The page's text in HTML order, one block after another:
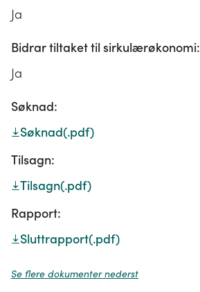
Ja
Bidrar tiltaket til sirkulærøkonomi:
Ja
Søknad:
Søknad(.pdf)
Tilsagn:
Tilsagn(.pdf)
Rapport:
Sluttrapport(.pdf)
Se flere dokumenter nederst